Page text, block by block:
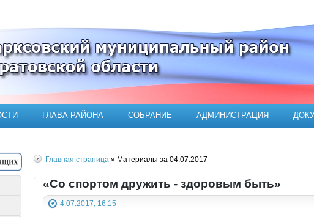
сайт Марксовского муниципального
ГЛАВА РАЙОНА СОБРАНИЕ АДМИНИСТРАЦИЯ
Главная страница » Материалы за 04.07.2017
«Со спортом дружить - здоровым быть»
4.07.2017, 16:15